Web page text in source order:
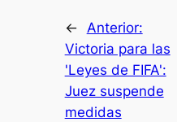
←
Anterior:
Victoria para las
'Leyes de FIFA':
Juez suspende
medidas